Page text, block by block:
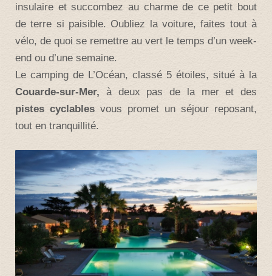
insulaire et succombez au charme de ce petit bout
de terre si paisible. Oubliez la voiture, faites tout à
vélo, de quoi se remettre au vert le temps d’un week-
end ou d’une semaine.
Le camping de L’Océan, classé 5 étoiles, situé à la
Couarde-sur-Mer, à deux pas de la mer et des
pistes cyclables vous promet un séjour reposant,
tout en tranquillité.